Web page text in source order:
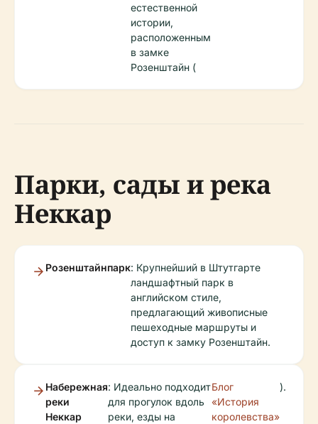
естественной
истории,
расположенным
в замке
Розенштайн (
Парки, сады и река
Неккар
Розенштайнпарк: Крупнейший в Штутгарте
ландшафтный парк в
английском стиле,
предлагающий живописные
пешеходные маршруты и
доступ к замку Розенштайн.
Набережная
реки
Неккар
: Идеально подходит
для прогулок вдоль
реки, езды на
Блог
«История
королевства»
).